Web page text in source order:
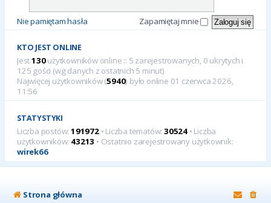
Nie pamiętam hasła Zapamiętaj mnie
KTO JEST ONLINE
Jest130użytkowników online :: 5 zarejestrowanych, 0 ukrytych i
125 gości (wg danych z ostatnich 5 minut)
Najwięcej użytkowników (5940) było online 01 czerwca 2026,
11:56
STATYSTYKI
Liczba postów: 191972• Liczba tematów:30524 • Liczba
użytkowników: 43213 • Ostatnio zarejestrowany użytkownik:
wirek66
Strona główna